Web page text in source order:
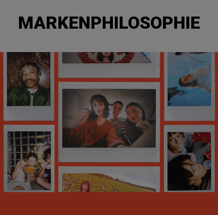
MARKENPHILOSOPHIE